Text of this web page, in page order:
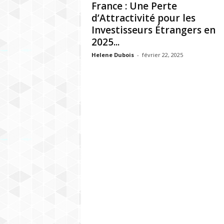
France : Une Perte
d’Attractivité pour les
Investisseurs Étrangers en
2025...
Helene Dubois - février 22, 2025